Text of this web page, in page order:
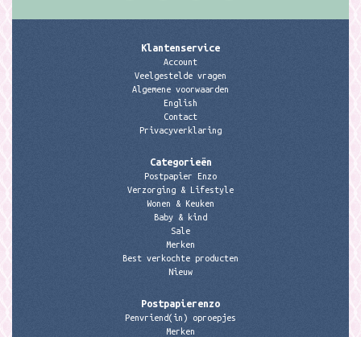
Klantenservice
Account
Veelgestelde vragen
Algemene voorwaarden
English
Contact
Privacyverklaring
Categorieën
Postpapier Enzo
Verzorging & Lifestyle
Wonen & Keuken
Baby & kind
Sale
Merken
Best verkochte producten
Nieuw
Postpapierenzo
Penvriend(in) oproepjes
Merken